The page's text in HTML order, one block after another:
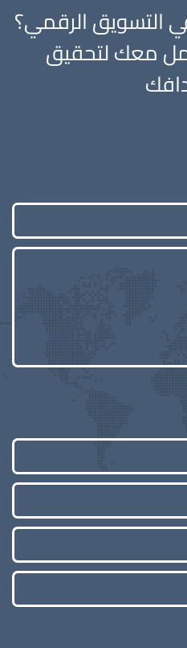
التسويق الرقمي؟
معك لتحقيق